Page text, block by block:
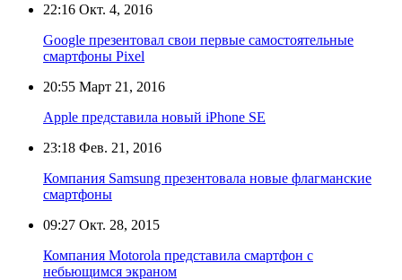
22:16 Окт. 4, 2016
Google презентовал свои первые самостоятельные
смартфоны Pixel
20:55 Март 21, 2016
Apple представила новый iPhone SE
23:18 Фев. 21, 2016
Компания Samsung презентовала новые флагманские
смартфоны
09:27 Окт. 28, 2015
Компания Motorola представила смартфон с
небьющимся экраном